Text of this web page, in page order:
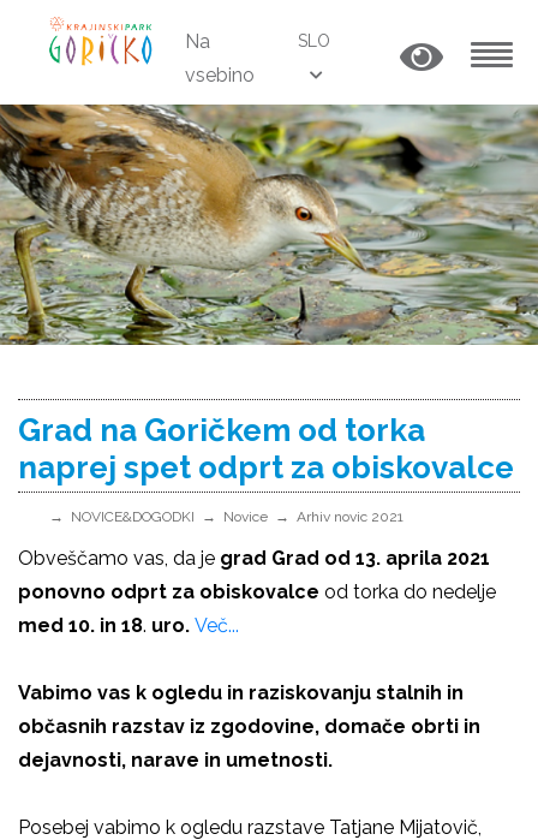
Na
vsebino
SLO
Grad na Goričkem od torka
naprej spet odprt za obiskovalce
NOVICE&DOGODKI Novice Arhiv novic 2021
Obveščamo vas, da je grad Grad od 13. aprila 2021
ponovno odprt za obiskovalce od torka do nedelje
med 10. in 18. uro. Več...
Vabimo vas k ogledu in raziskovanju stalnih in
občasnih razstav iz zgodovine, domače obrti in
dejavnosti, narave in umetnosti.
Posebej vabimo k ogledu razstave Tatjane Mijatovič,